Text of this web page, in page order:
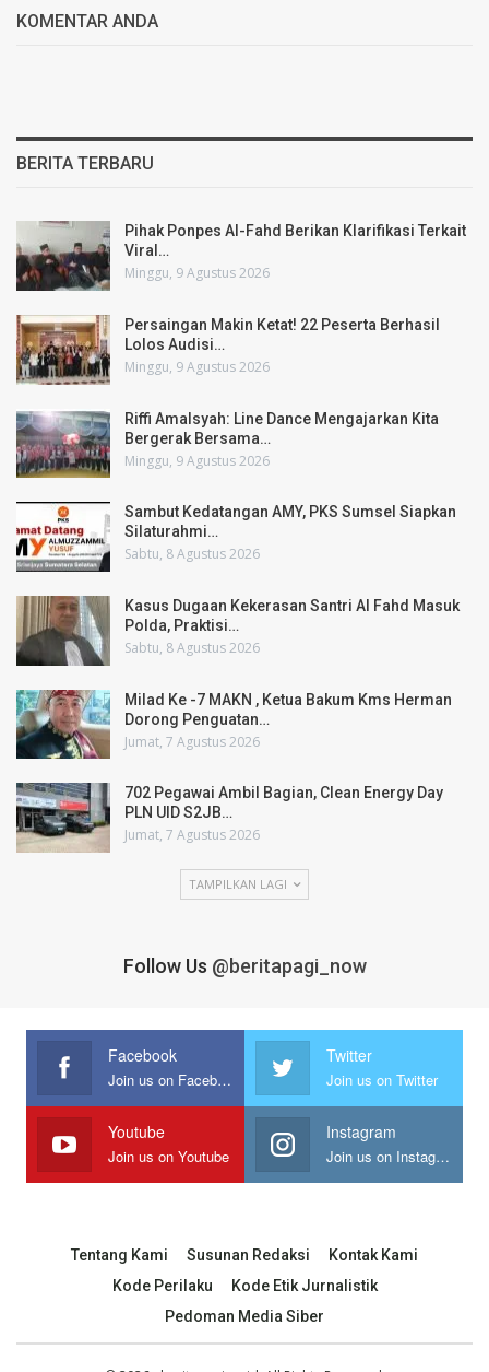
KOMENTAR ANDA
BERITA TERBARU
Pihak Ponpes Al-Fahd Berikan Klarifikasi Terkait
Viral…
Minggu, 9 Agustus 2026
Persaingan Makin Ketat! 22 Peserta Berhasil
Lolos Audisi…
Minggu, 9 Agustus 2026
Riffi Amalsyah: Line Dance Mengajarkan Kita
Bergerak Bersama…
Minggu, 9 Agustus 2026
Sambut Kedatangan AMY, PKS Sumsel Siapkan
Silaturahmi…
Sabtu, 8 Agustus 2026
Kasus Dugaan Kekerasan Santri Al Fahd Masuk
Polda, Praktisi…
Sabtu, 8 Agustus 2026
Milad Ke -7 MAKN , Ketua Bakum Kms Herman
Dorong Penguatan…
Jumat, 7 Agustus 2026
702 Pegawai Ambil Bagian, Clean Energy Day
PLN UID S2JB…
Jumat, 7 Agustus 2026
TAMPILKAN LAGI
Follow Us @beritapagi_now
Facebook
Join us on Facebook
Twitter
Join us on Twitter
Youtube
Join us on Youtube
Instagram
Join us on Instagram
Tentang Kami Susunan Redaksi
Kontak Kami
Kode Perilaku
Kode Etik Jurnalistik
Pedoman Media Siber